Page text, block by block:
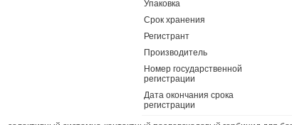
Упаковка
Срок хранения
Регистрант
Производитель
Номер государственной
регистрации
Дата окончания срока
регистрации